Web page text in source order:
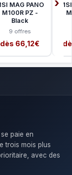
MAG PANO
M100R PZ -
Black
9 offres
dès 66,12€
paie en
trois mois plus
avec des